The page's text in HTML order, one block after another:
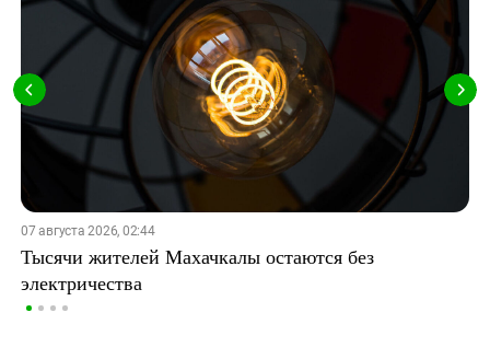
07 августа 2026, 02:44
Тысячи жителей Махачкалы остаются без
электричества